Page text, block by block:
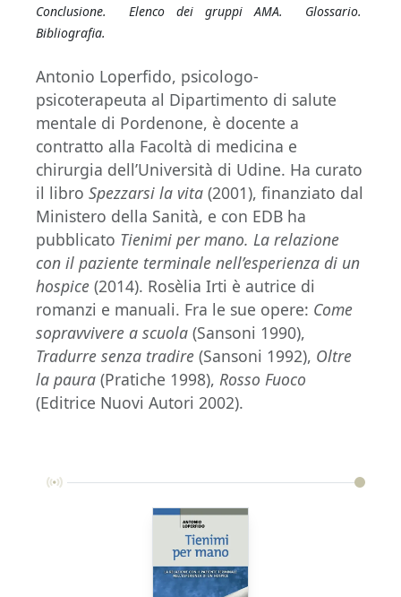
Conclusione. Elenco dei gruppi AMA. Glossario.
Bibliografia.
Antonio Loperfido, psicologo-
psicoterapeuta al Dipartimento di salute
mentale di Pordenone, è docente a
contratto alla Facoltà di medicina e
chirurgia dell’Università di Udine. Ha curato
il libro Spezzarsi la vita (2001), finanziato dal
Ministero della Sanità, e con EDB ha
pubblicato Tienimi per mano. La relazione
con il paziente terminale nell’esperienza di un
hospice (2014). Rosèlia Irti è autrice di
romanzi e manuali. Fra le sue opere: Come
sopravvivere a scuola (Sansoni 1990),
Tradurre senza tradire (Sansoni 1992), Oltre
la paura (Pratiche 1998), Rosso Fuoco
(Editrice Nuovi Autori 2002).